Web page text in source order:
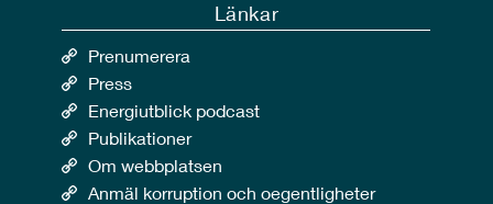
Länkar
Prenumerera
Press
Energiutblick podcast
Publikationer
Om webbplatsen
Anmäl korruption och oegentligheter